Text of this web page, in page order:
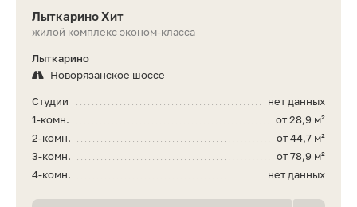
Лыткарино Хит
жилой комплекс эконом-класса
Лыткарино
Новорязанское шоссе
нет данных
Студии
от 28,9 м²
1-комн.
от 44,7 м²
2-комн.
от 78,9 м²
3-комн.
нет данных
4-комн.